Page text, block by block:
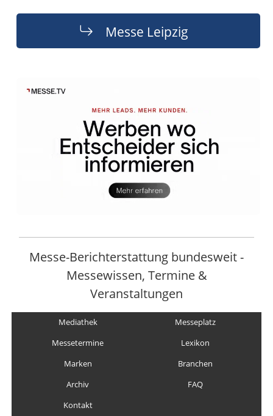
Messe Leipzig
Messe-Berichterstattung bundesweit -
Messewissen, Termine &
Veranstaltungen
Mediathek
Messeplatz
Messetermine
Lexikon
Marken
Branchen
Archiv
FAQ
Kontakt